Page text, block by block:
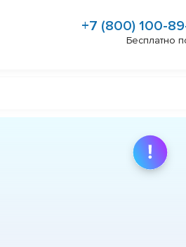
+7 (800) 100-
Бесплатно